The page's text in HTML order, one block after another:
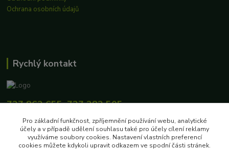
Ochrana osobních údajů
Rychlý kontakt
727 862 655, 737 283 505
eshop@biokosiky.cz
Pro základní funkčnost, zpříjemnění používání webu, analytické
účely a v případě udělení souhlasu také pro účely cílení reklamy
využíváme soubory cookies. Nastavení vlastních preferencí
cookies můžete kdykoli upravit odkazem ve spodní části stránek.